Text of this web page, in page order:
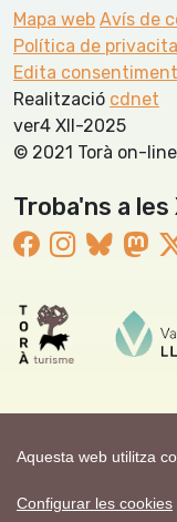
Aquesta web utilitza
Configurar les cookies
Mapa web Avís de
Política de
Edita
Realització cdnet
ver4 XII-2025
© 2021 Torà on-
Troba'ns a les